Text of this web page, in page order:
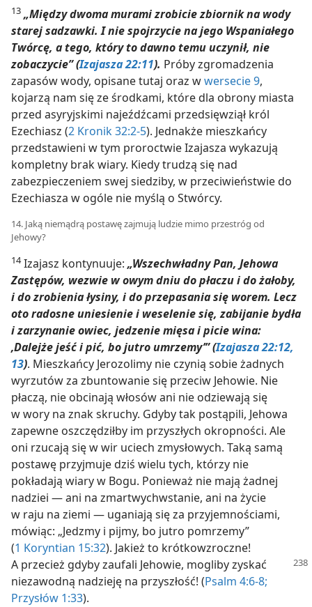
13 „Między dwoma murami zrobicie zbiornik na wody
starej sadzawki. I nie spojrzycie na jego Wspaniałego
Twórcę, a tego, który to dawno temu uczynił, nie
zobaczycie” (Izajasza 22:11). Próby zgromadzenia
zapasów wody, opisane tutaj oraz wwersecie 9,
kojarzą nam się ze środkami, które dla obrony miasta
przed asyryjskimi najeźdźcami przedsięwziął król
Ezechiasz (2 Kronik 32:2-5). Jednakże mieszkańcy
przedstawieni w tym proroctwie Izajasza wykazują
kompletny brak wiary. Kiedy trudzą się nad
zabezpieczeniem swej siedziby, w przeciwieństwie do
Ezechiasza w ogóle nie myślą o Stwórcy.
14. Jaką niemądrą postawę zajmują ludzie mimo przestróg od
Jehowy?
14Izajasz kontynuuje:„Wszechwładny Pan, Jehowa
Zastępów, wezwie w owym dniu do płaczu i do żałoby,
i do zrobienia łysiny, i do przepasania się worem. Lecz
oto radosne uniesienie i weselenie się, zabijanie bydła
i zarzynanie owiec, jedzenie mięsa i picie wina:
‚Dalejże jeść i pić, bo jutro umrzemy’” (Izajasza 22:12,
13). Mieszkańcy Jerozolimy nie czynią sobie żadnych
wyrzutów za zbuntowanie się przeciw Jehowie. Nie
płaczą, nie obcinają włosów ani nie odziewają się
w wory na znak skruchy. Gdyby tak postąpili, Jehowa
zapewne oszczędziłby im przyszłych okropności. Ale
oni rzucają się w wir uciech zmysłowych. Taką samą
postawę przyjmuje dziś wielu tych, którzy nie
pokładają wiary w Bogu. Ponieważ nie mają żadnej
nadziei — ani na zmartwychwstanie, ani na życie
w raju na ziemi — uganiają się za przyjemnościami,
mówiąc: „Jedzmy i pijmy, bo jutro pomrzemy”
(1 Koryntian 15:32). Jakież to krótkowzroczne!
A przecież gdybyzaufali Jehowie, mogliby zyskać
niezawodną nadzieję na przyszłość! (Psalm 4:6-8;
Przysłów 1:33).